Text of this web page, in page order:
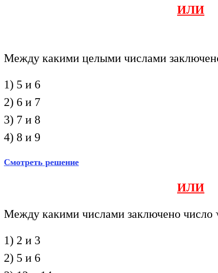
ИЛИ
Между какими целыми числами
1) 5 и 6
2) 6 и 7
3) 7 и 8
4) 8 и 9
Смотреть решение
ИЛИ
Между какими числами заключено число
1) 2 и 3
2) 5 и 6